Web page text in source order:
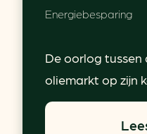
Energiebesparing
De oorlog tussen
oliemarkt op zijn